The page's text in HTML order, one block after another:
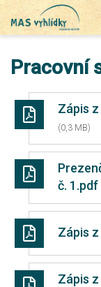
Pracovní
Zápis
(0,3 MB)
č. 1.pdf
Zápis
Zápis